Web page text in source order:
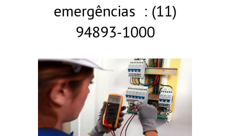
emergências : (11)
94893-1000